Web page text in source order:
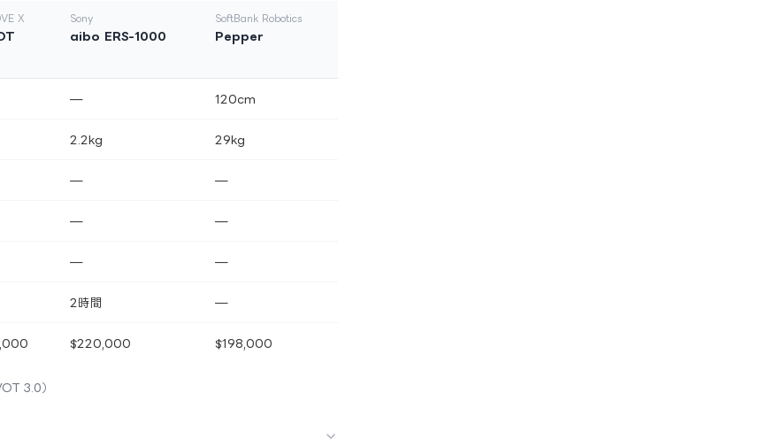
X Sony
aibo ERS-1000
SoftBank Robotics
Pepper
— 120cm
2.2kg 29kg
— —
— —
— —
2時間 —
$220,000 $198,000
3.0）